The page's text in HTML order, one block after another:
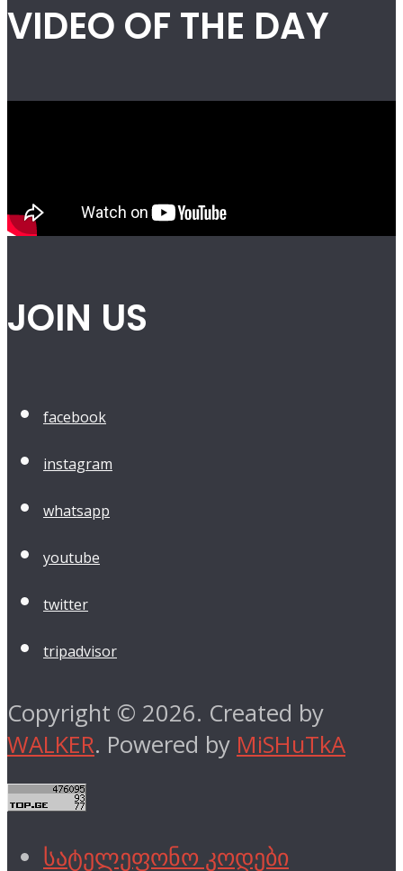
VIDEO OF THE DAY
JOIN US
facebook
instagram
whatsapp
youtube
twitter
tripadvisor
Copyright © 2026. Created by
WALKER. Powered by MiSHuTkA
სატელეფონო კოდები